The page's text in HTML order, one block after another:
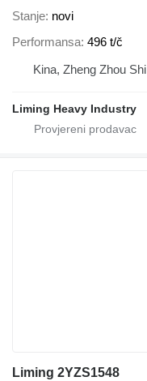
Stanje novi
Performansa 496 t/č
Kina, Zheng Zhou Shi
Liming Heavy Industry
Liming 2YZS1548